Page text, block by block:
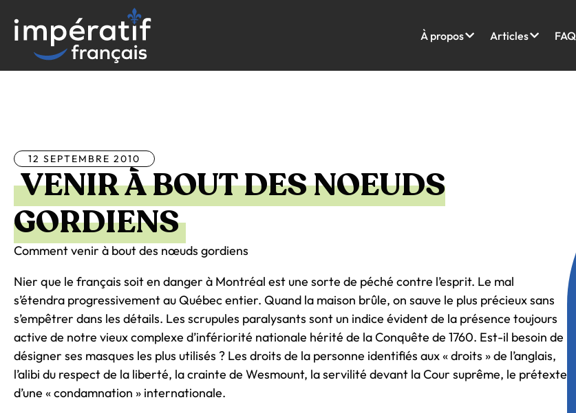
contenu
À propos Articles FAQ
12 SEPTEMBRE 2010
VENIR À BOUT DES NOEUDS
GORDIENS
Comment venir à bout des nœuds gordiens
Nier que le français soit en danger à Montréal est une sorte de péché contre l’esprit. Le mal
s’étendra progressivement au Québec entier. Quand la maison brûle, on sauve le plus précieux sans
s’empêtrer dans les détails. Les scrupules paralysants sont un indice évident de la présence toujours
active de notre vieux complexe d’infériorité nationale hérité de la Conquête de 1760. Est-il besoin de
désigner ses masques les plus utilisés ? Les droits de la personne identifiés aux « droits » de l’anglais,
l’alibi du respect de la liberté, la crainte de Wesmount, la servilité devant la Cour suprême, le prétexte
d’une « condamnation » internationale.